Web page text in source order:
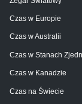
Czas w Europie
Czas w Australii
Czas w Stanach
Czas w Kanadzie
Czas na Świecie